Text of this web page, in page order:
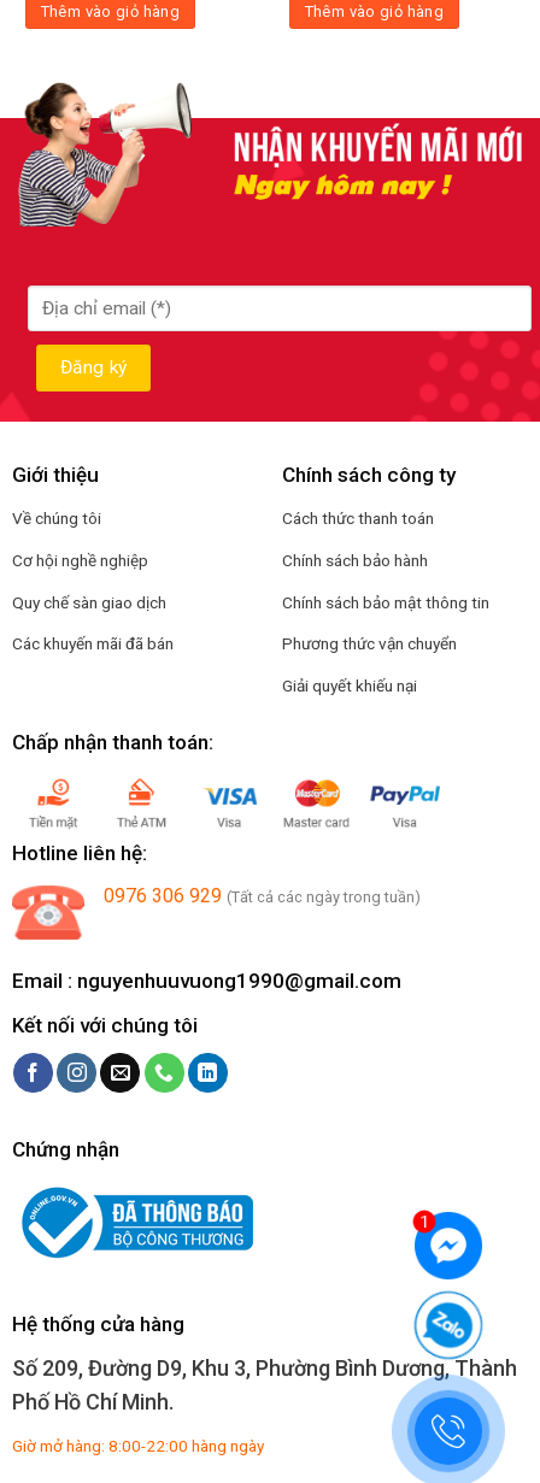
Thêm vào giỏ hàng Thêm vào giỏ hàng
Giới thiệu
Về chúng tôi
Cơ hội nghề nghiệp
Quy chế sàn giao dịch
Các khuyến mãi đã bán
Chính sách công ty
Cách thức thanh toán
Chính sách bảo hành
Chính sách bảo mật thông tin
Phương thức vận chuyển
Giải quyết khiếu nại
Chấp nhận thanh toán:
Hotline liên hệ:
0976 306 929 (Tất cả các ngày trong tuần)
Email : nguyenhuuvuong1990@gmail.com
Kết nối với chúng tôi
Chứng nhận
Hệ thống cửa hàng
Số 209, Đường D9, Khu 3, Phường Bình Dương, Thành
Phố Hồ Chí Minh.
Giờ mở hàng: 8:00-22:00 hàng ngày